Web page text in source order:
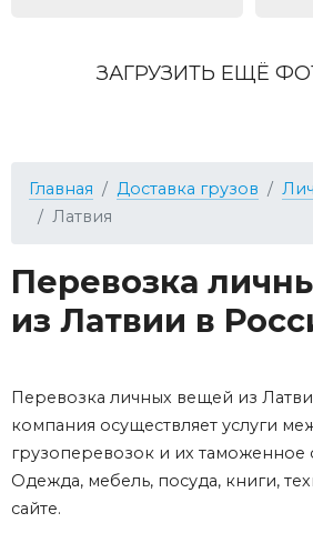
ЗАГРУЗИТЬ ЕЩЁ
Главная Доставка грузов
Латвия
Перевозка
из Латвии в
Перевозка личных вещей из
компания осуществляет услуги
грузоперевозок и их
Одежда, мебель, посуда, книги,
сайте.